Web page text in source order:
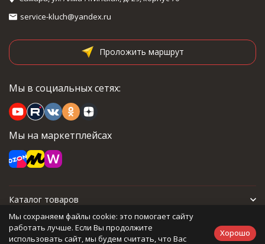
service-kluch@yandex.ru
Проложить маршрут
Мы в социальных сетях:
Мы на маркетплейсах
Каталог товаров
Для покупателя
Мы сохраняем файлы cookie: это помогает сайту
работать лучше. Если Вы продолжите
использовать сайт, мы будем считать, что Вас
Хорошо